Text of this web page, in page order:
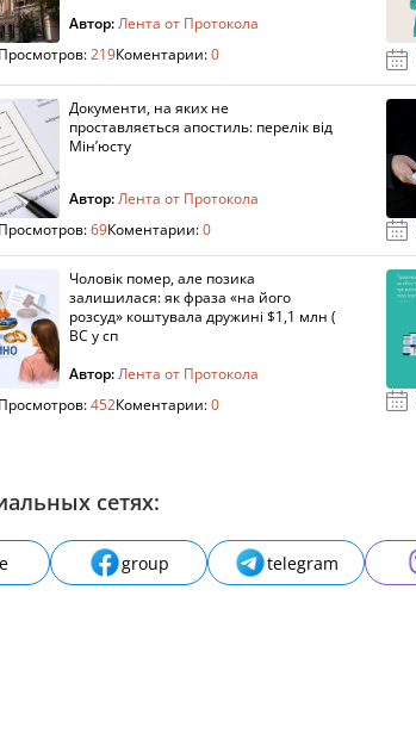
Автор:Лента от Протокола
Просмотров:219Коментарии:0
Документи, на яких не
проставляється апостиль: перелік від
Мін’юсту
Автор:Лента от Протокола
Просмотров:69Коментарии:0
Чоловік помер, але позика
залишилася: як фраза «на його
розсуд» коштувала дружині $1,1 млн (
ВС у сп
Автор:Лента от Протокола
Просмотров:452Коментарии:0
сетях:
group telegram